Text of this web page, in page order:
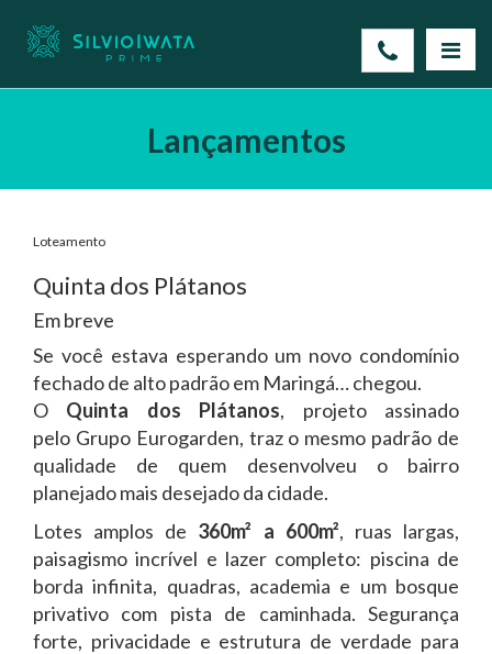
Lançamentos
Loteamento
Quinta dos Plátanos
Em breve
Se você estava esperando um novo condomínio
fechado de alto padrão em Maringá… chegou.
O Quinta dos Plátanos, projeto assinado
pelo Grupo Eurogarden, traz o mesmo padrão de
qualidade de quem desenvolveu o bairro
planejado mais desejado da cidade.
Lotes amplos de 360m² a 600m², ruas largas,
paisagismo incrível e lazer completo: piscina de
borda infinita, quadras, academia e um bosque
privativo com pista de caminhada. Segurança
forte, privacidade e estrutura de verdade para